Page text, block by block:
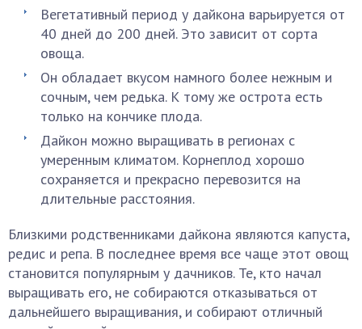
Вегетативный период у дайкона варьируется от
40 дней до 200 дней. Это зависит от сорта
овоща.
Он обладает вкусом намного более нежным и
сочным, чем редька. К тому же острота есть
только на кончике плода.
Дайкон можно выращивать в регионах с
умеренным климатом. Корнеплод хорошо
сохраняется и прекрасно перевозится на
длительные расстояния.
Близкими родственниками дайкона являются капуста,
редис и репа. В последнее время все чаще этот овощ
становится популярным у дачников. Те, кто начал
выращивать его, не собираются отказываться от
дальнейшего выращивания, и собирают отличный